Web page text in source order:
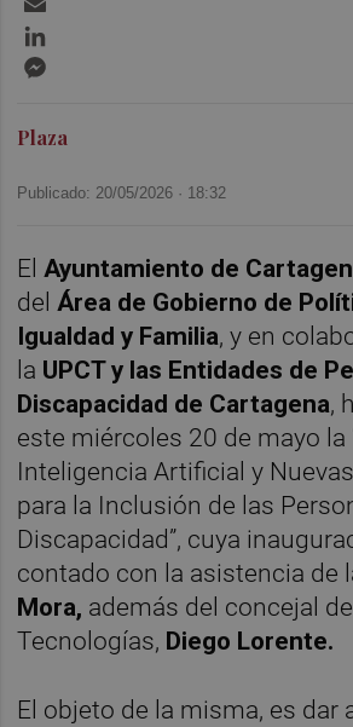
Plaza
Publicado: 20/05/2026 · 18:32
El Ayuntamiento de
del Área de Gobierno de
Igualdad y Familia, y en
la UPCT y las Entidades de
Discapacidad de Cartagena,
este miércoles 20 de mayo la
Inteligencia Artificial y
para la Inclusión de las
Discapacidad”, cuya
contado con la asistencia de
Mora, además del concejal
Tecnologías, Diego Lorente.
El objeto de la misma, es dar